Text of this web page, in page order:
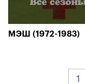
МЭШ (1972-1983)
1